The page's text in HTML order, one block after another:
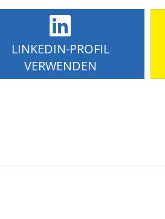
LINKEDIN-PROFIL
VERWENDEN